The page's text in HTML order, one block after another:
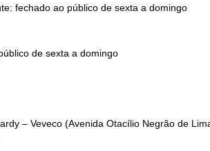
fechado ao público de sexta a domingo
de sexta a domingo
– Veveco (Avenida Otacílio Negrão de